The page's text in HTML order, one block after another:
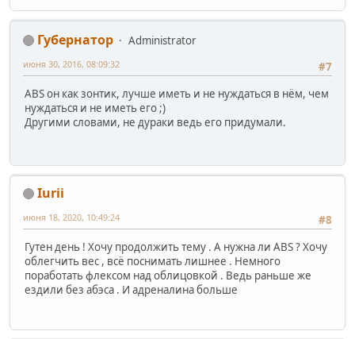
Губернатор
Administrator
#7
июня 30, 2016, 08:09:32
ABS он как зонтик, лучше иметь и не нуждаться в нём, чем
нуждаться и не иметь его ;)
Другими словами, не дураки ведь его придумали.
Iurii
#8
июня 18, 2020, 10:49:24
Гутен день ! Хочу продолжить тему . А нужна ли ABS ? Хочу
облегчить вес , всё поснимать лишнее . Немного
поработать флексом над облицовкой . Ведь раньше же
ездили без абэса . И адреналина больше